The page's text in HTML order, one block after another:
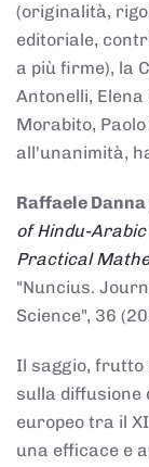
(originalità,
editoriale,
a più firme), la
Antonelli,
Morabito,
all'unanimità,
Raffaele Danna
of Hindu-
Practical
"Nuncius.
Science", 36
Il saggio, frutto
sulla diffusione
europeo tra il
una efficace e